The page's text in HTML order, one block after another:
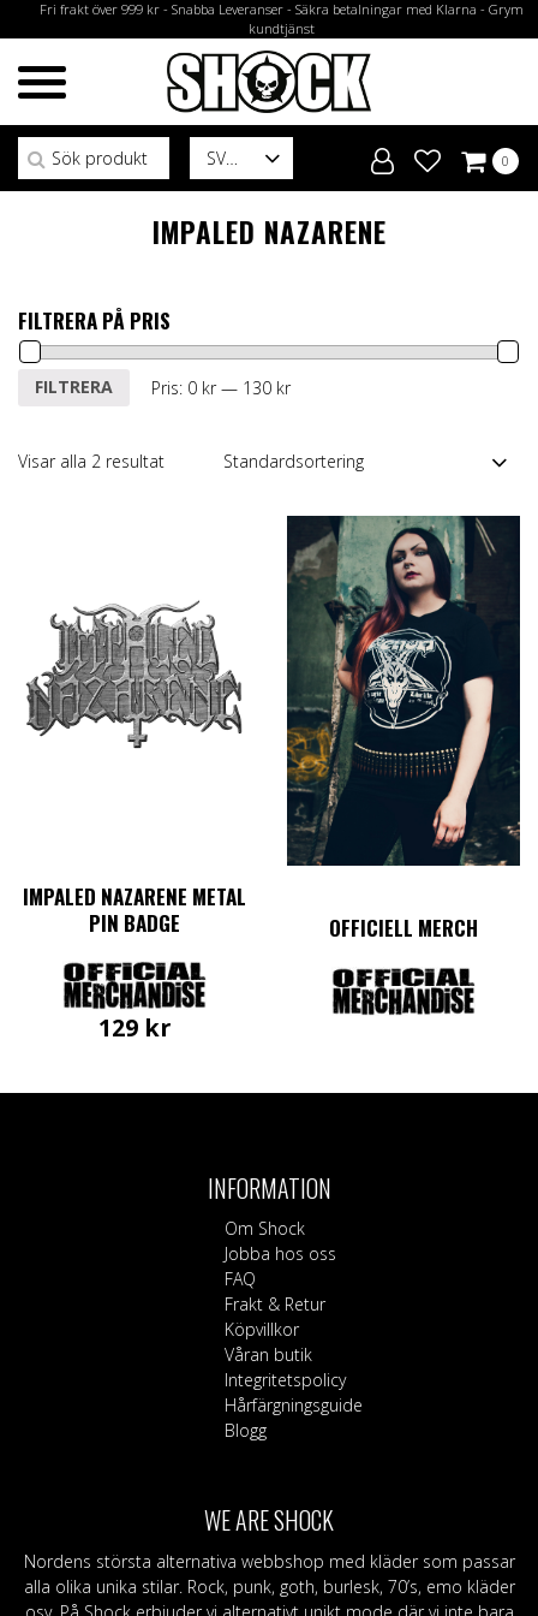
Fri frakt över 999 kr - Snabba Leveranser - Säkra betalningar med Klarna - Grym
kundtjänst
SV
Sök efter:
0
IMPALED NAZARENE
FILTRERA PÅ PRIS
Min
MaxFILTRERA Pris: 0 kr— 130 kr
Visar alla 2 resultat
IMPALED NAZARENE METAL
PIN BADGE
129 kr
OFFICIELL MERCH
INFORMATION
Om Shock
Jobba hos oss
FAQ
Frakt & Retur
Köpvillkor
Våran butik
Integritetspolicy
Hårfärgningsguide
Blogg
WE ARE SHOCK
Nordens största alternativa webbshop med kläder som passar
alla olika unika stilar. Rock, punk, goth, burlesk, 70’s, emo kläder